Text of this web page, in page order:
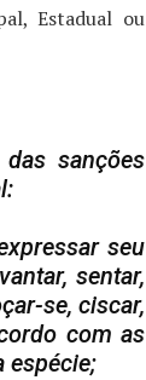
Estadual ou
sanções
seu
sentar,
se, ciscar,
com as
espécie;